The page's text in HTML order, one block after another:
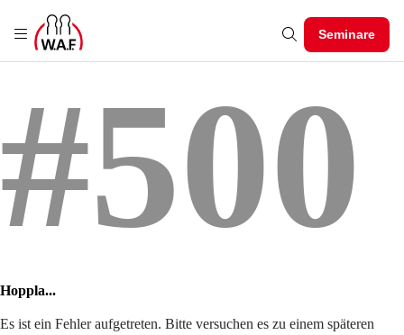
Seminare
#500
Hoppla...
Es ist ein Fehler aufgetreten. Bitte versuchen es zu einem späteren